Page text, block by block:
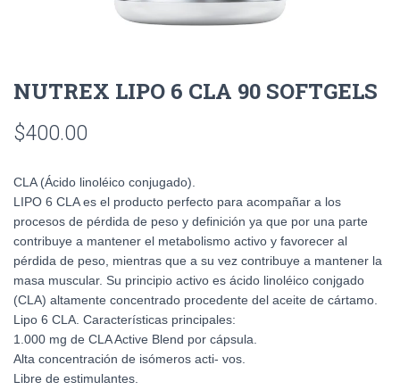
NUTREX LIPO 6 CLA 90 SOFTGELS
$400.00
CLA (Ácido linoléico conjugado).
LIPO 6 CLA es el producto perfecto para acompañar a los
procesos de pérdida de peso y definición ya que por una parte
contribuye a mantener el metabolismo activo y favorecer al
pérdida de peso, mientras que a su vez contribuye a mantener la
masa muscular. Su principio activo es ácido linoléico conjgado
(CLA) altamente concentrado procedente del aceite de cártamo.
Lipo 6 CLA. Características principales:
1.000 mg de CLA Active Blend por cápsula.
Alta concentración de isómeros acti- vos.
Libre de estimulantes.